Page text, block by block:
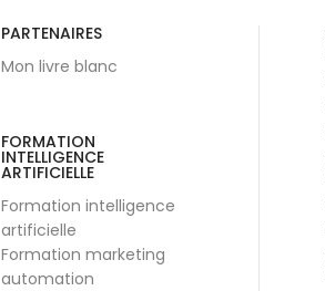
PARTENAIRES
Mon livre blanc
FORMATION
INTELLIGENCE
ARTIFICIELLE
Formation intelligence
artificielle
Formation marketing
automation